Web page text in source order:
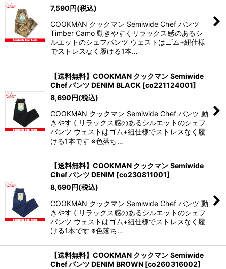
7,590円(税込)
COOKMAN クックマン Semiwide Chef パンツ
Timber Camo 動きやすくリラックス感のあるシ
ルエットのシェフパンツ ウェストはゴム+紐仕様
でストレスなく履ける1本…
【送料無料】COOKMAN クックマン Semiwide
Chef パンツ DENIM BLACK [co221124001]
8,690円(税込)
COOKMAN クックマン Semiwide Chef パンツ 動
きやすくリラックス感のあるシルエットのシェフ
パンツ ウェストはゴム+紐仕様でストレスなく履
ける1本です ※色落ち…
【送料無料】COOKMAN クックマン Semiwide
Chef パンツ DENIM [co230811001]
8,690円(税込)
COOKMAN クックマン Semiwide Chef パンツ 動
きやすくリラックス感のあるシルエットのシェフ
パンツ ウェストはゴム+紐仕様でストレスなく履
ける1本です ※色落ち…
【送料無料】COOKMAN クックマン Semiwide
Chef パンツ DENIM BROWN [co260316002]